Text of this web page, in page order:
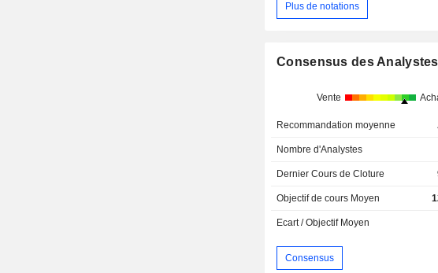
Plus de notations
Consensus des Analystes
Vente
Recommandation moyenne
Nombre d'Analystes
Dernier Cours de Cloture
Objectif de cours Moyen
Ecart / Objectif Moyen
Consensus